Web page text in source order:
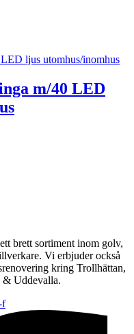
m/40 LED
brett sortiment inom golv,
Vi erbjuder också
kring Trollhättan,
& Uddevalla.
f